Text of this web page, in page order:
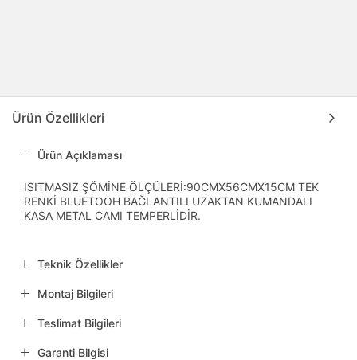
Ürün Özellikleri
Ürün Açıklaması
ISITMASIZ ŞÖMİNE ÖLÇÜLERİ:90CMX56CMX15CM TEK
RENKİ BLUETOOH BAĞLANTILI UZAKTAN KUMANDALI
KASA METAL CAMI TEMPERLİDİR.
Teknik Özellikler
Montaj Bilgileri
Teslimat Bilgileri
Garanti Bilgisi